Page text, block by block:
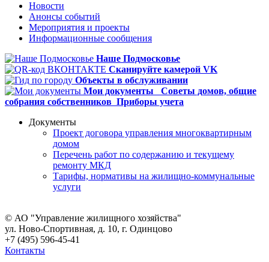
Новости
Анонсы событий
Мероприятия и проекты
Информационные сообщения
Наше Подмосковье
Сканируйте камерой VK
Объекты в обслуживании
Мои документы
Советы домов, общие
собрания собственников Приборы учета
Документы
Проект договора управления многоквартирным
домом
Перечень работ по содержанию и текущему
ремонту МКД
Тарифы, нормативы на жилищно-коммунальные
услуги
© АО "Управление жилищного хозяйства"
ул. Ново-Спортивная, д. 10, г. Одинцово
+7 (495) 596-45-41
Контакты